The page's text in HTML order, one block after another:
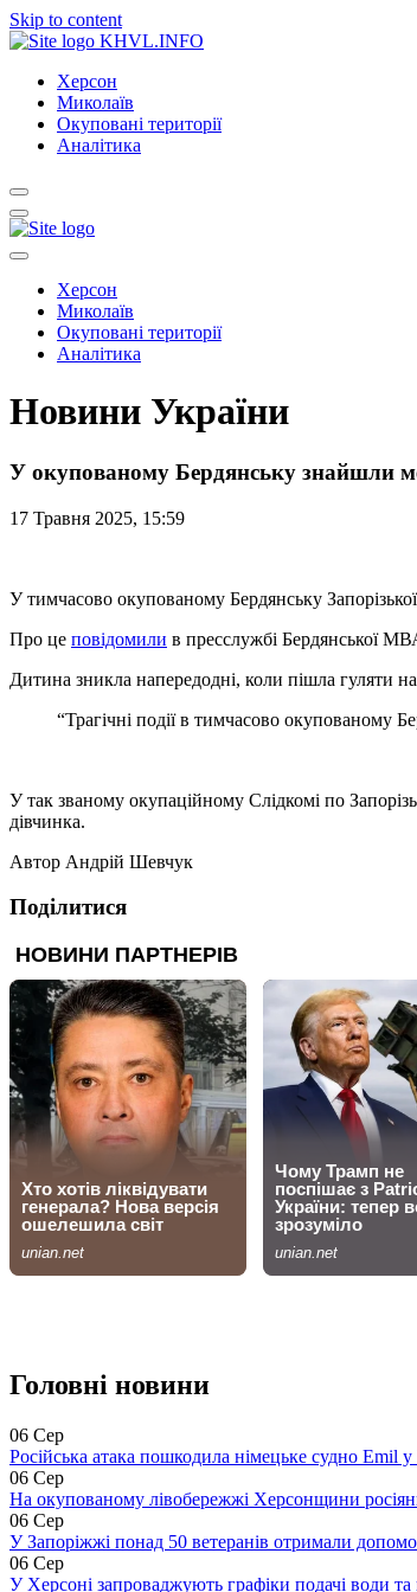
Skip to content
KHVL.INFO
Херсон
Миколаїв
Окуповані території
Аналітика
Херсон
Миколаїв
Окуповані території
Аналітика
Новини України
У окупованому Бердянську знайшли
17 Травня 2025, 15:59
У тимчасово окупованому Бердянську
Про це повідомили в пресслужбі Бердянської
Дитина зникла напередодні, коли пішла гуляти
“Трагічні події в тимчасово окупованому
У так званому окупаційному Слідкомі по
дівчинка.
Автор Андрій Шевчук
Поділитися
Головні новини
06 Сер
Російська атака пошкодила німецьке судно Emil
06 Сер
На окупованому лівобережжі Херсонщини
06 Сер
У Запоріжжі понад 50 ветеранів отримали
06 Сер
У Херсоні запроваджують графіки подачі води